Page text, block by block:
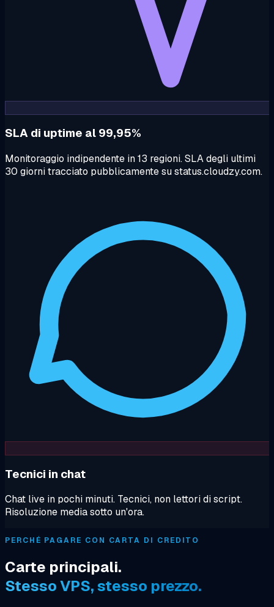
SLA di uptime al 99,95%
Monitoraggio indipendente in 13 regioni. SLA degli ultimi
30 giorni tracciato pubblicamente su status.cloudzy.com.
Tecnici in chat
Chat live in pochi minuti. Tecnici, non lettori di script.
Risoluzione media sotto un'ora.
PERCHÉ PAGARE CON CARTA DI CREDITO
Carte principali.
Stesso VPS, stesso prezzo.